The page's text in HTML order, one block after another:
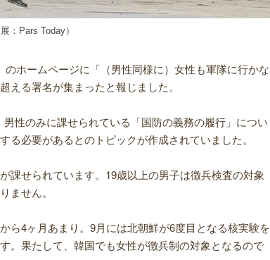
展：Pars Today）
のホームページに「（男性同様に）女性も軍隊に行かな
える署名が集まったと報じました。
性のみに課せられている「国防の義務の履行」につい
必要があるとのトピックが作成されていました。
課せられています。19歳以上の男子は徴兵検査の対象
ません。
ら4ヶ月あまり。9月には北朝鮮が6度目となる核実験を
。果たして、韓国でも女性が徴兵制の対象となるので